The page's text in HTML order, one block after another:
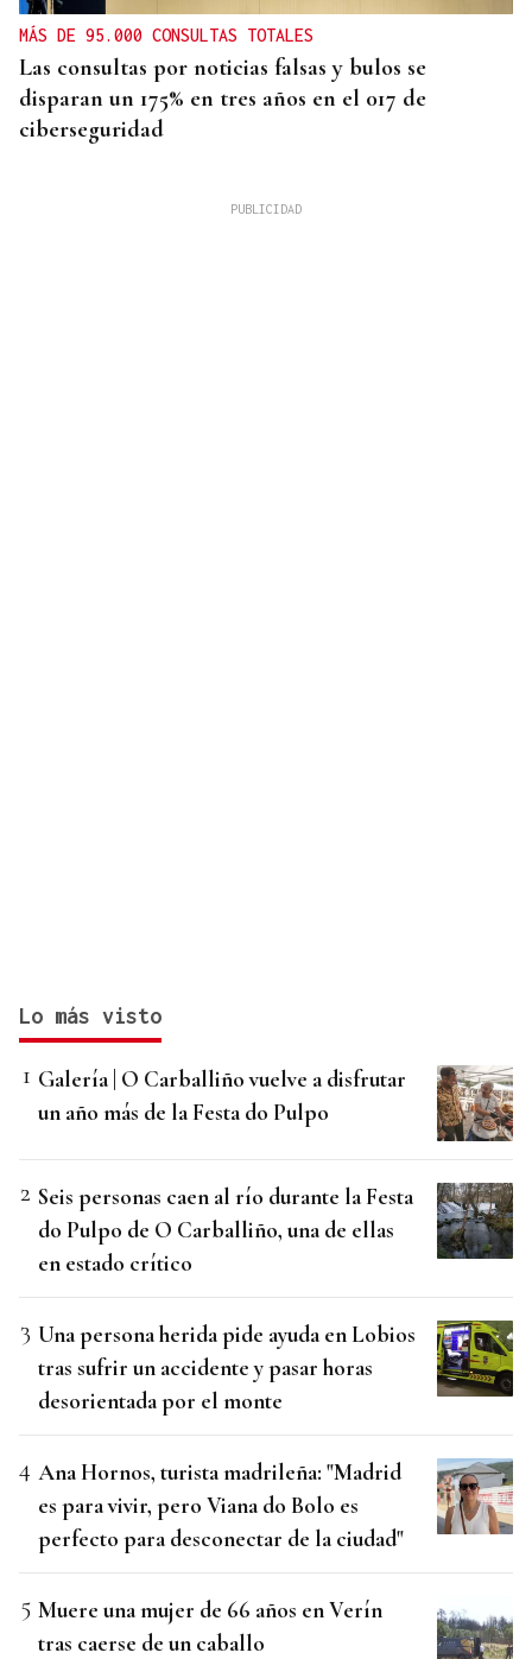
MÁS DE 95.000 CONSULTAS TOTALES
Las consultas por noticias falsas y bulos se
disparan un 175% en tres años en el 017 de
ciberseguridad
Lo más visto
Galería | O Carballiño vuelve a disfrutar
un año más de la Festa do Pulpo
Seis personas caen al río durante la Festa
do Pulpo de O Carballiño, una de ellas
en estado crítico
Una persona herida pide ayuda en Lobios
tras sufrir un accidente y pasar horas
desorientada por el monte
Ana Hornos, turista madrileña: "Madrid
es para vivir, pero Viana do Bolo es
perfecto para desconectar de la ciudad"
Muere una mujer de 66 años en Verín
tras caerse de un caballo